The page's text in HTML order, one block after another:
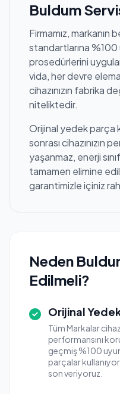
Buldum
Firmamız, markanın
standartlarına %100
prosedürlerini
vida, her devre
cihazınızın fabrika
niteliktedir.
Orijinal yedek parça
sonrası cihazınızın
yaşanmaz, enerji
tamamen elimine
garantimizle içiniz
Neden
Edilmeli?
Orijinal
Tüm Markalar
performansını
geçmiş %100
parçalar
son veriyoruz.